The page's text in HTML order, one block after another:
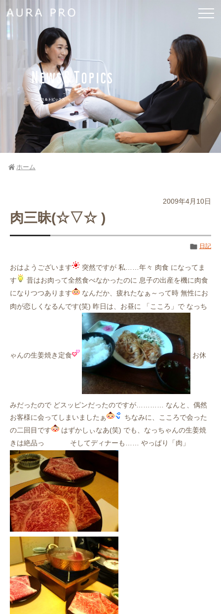
News&Topics
ニュース＆トピックス
ホーム
2009年4月10日
肉三昧(☆▽☆ )
日記
おはようございます
突然ですが 私……年々 肉食 になってま
す
昔はお肉って全然食べなかったのに 息子の出産を機に肉食
になりつつあります
なんだか、疲れたなぁ～って時 無性にお
肉が恋しくなるんです(笑) 昨日は、お昼に 「こころ」で なっち
ゃんの生姜焼き定食 お休
みだったので どスッピンだったのですが………… なんと、偶然
お客様に会ってしまいましたぁ
ちなみに、こころで会った
の二回目です
はずかしぃなあ(笑) でも、なっちゃんの生姜焼
きは絶品っ
そしてディナーも…… やっぱり「肉」